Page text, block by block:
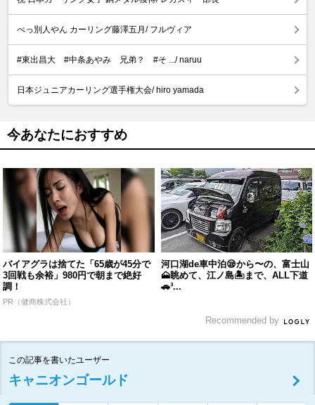
べっ別人やん カーリング藤澤五月/ フルヴィア
#東出昌大 #中条あやみ 兄弟？ #そ .../ naruu
日本ジュニアカーリング選手権大会/ hiro yamada
今あなたにおすすめ
バイアグラは捨てた「65歳が45分で
3回戦も余裕」980円で朝まで絶好
調！
PR（健商株式会社）
河口湖de車中泊😪から〜の、富士山
🗻眺めて、江ノ島🏝まで、ALL下道
🚗³...
Recommended by
この記事を書いたユーザー
キャニオンゴールド